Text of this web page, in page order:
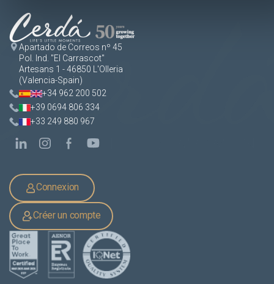
Apartado de Correos nº 45
Pol. Ind. "El Carrascot"
Artesans 1 - 46850 L'Olleria
(Valencia-Spain)
+34 962 200 502
+39 0694 806 334
+33 249 880 967
Connexion
Créer un compte